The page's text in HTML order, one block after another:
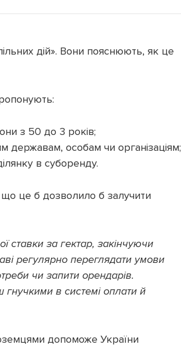
дій». Вони пояснюють, як це
з 50 до 3 років;
державам, особам чи організаціям;
в суборенду.
що це б дозволило б залучити
ставки за гектар, закінчуючи
регулярно переглядати умови
чи запити орендарів.
в системі оплати й
допоможе України